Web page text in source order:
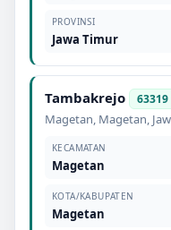
PROVINSI
Jawa Timur
Tambakrejo 63319
Magetan, Magetan,
KECAMATAN
Magetan
KOTA/KABUPATEN
Magetan